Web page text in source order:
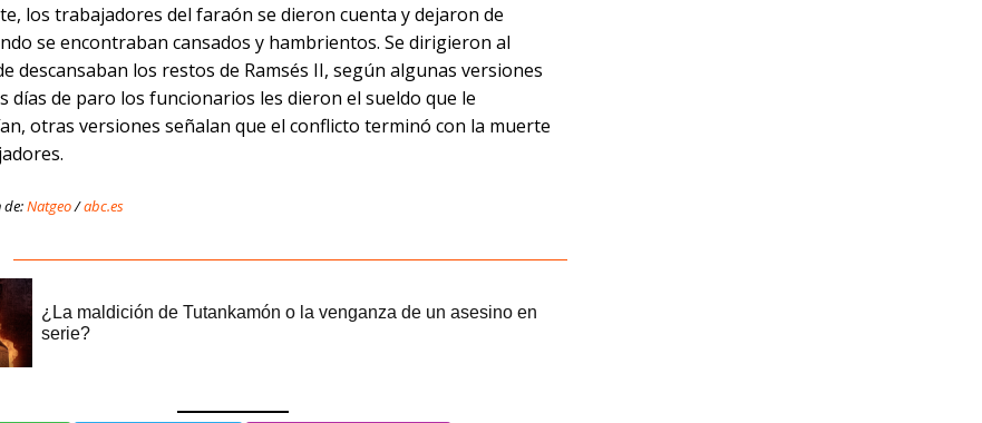
los trabajadores del faraón se dieron cuenta y dejaron de
se encontraban cansados y hambrientos. Se dirigieron al
descansaban los restos de Ramsés II, según algunas versiones
días de paro los funcionarios les dieron el sueldo que le
otras versiones señalan que el conflicto terminó con la muerte
de:Natgeo/abc.es